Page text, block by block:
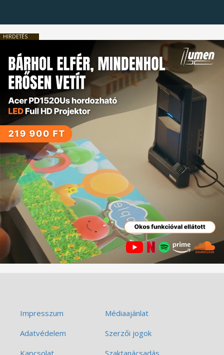
HIRDETÉS
Impresszum
Médiaajánlat
Adatvédelem
Szerzői jogok